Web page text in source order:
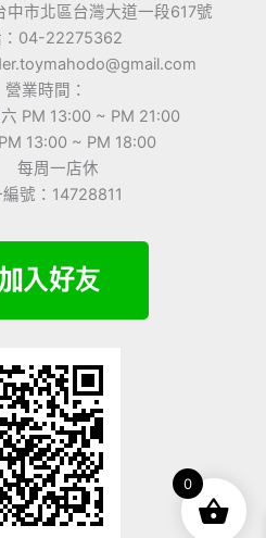
市北區台灣大道一段617號
：04-22275362
營業時間：
PM 13:00 ~ PM 21:00
13:00 ~ PM 18:00
每周一店休
號：14728811
0